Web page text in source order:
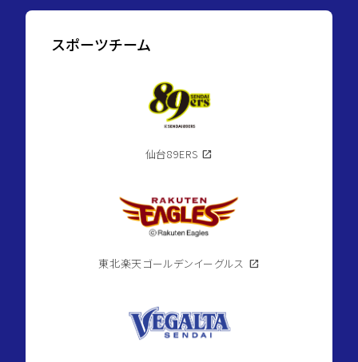
スポーツチーム
仙台89ERS open_in_new
東北楽天ゴールデンイーグルス open_in_new